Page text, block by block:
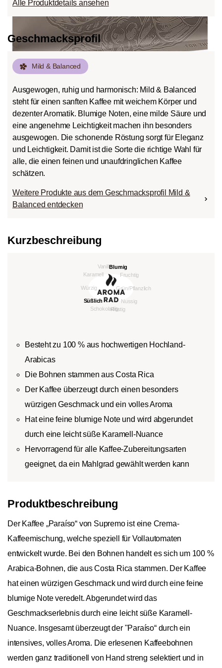
Alle Produktdetails ansehen
Geschmacksprofil
Mild & Balanced
Ausgewogen, ruhig und harmonisch: Mild & Balanced
steht für einen sanften Kaffee mit weichem Körper und
dezenter Aromatik. Blumige Noten, eine milde Säure und
eine angenehme Leichtigkeit machen ihn besonders
ausgewogen. Die schonende Röstung sorgt für Eleganz
und Leichtigkeit. Damit ist die Sorte die richtige Wahl für
alle, die einen feinen und unaufdringlichen Kaffee
schätzen.
Weitere Produkte aus dem Geschmacksprofil Mild &
Balanced entdecken
Kurzbeschreibung
Besteht zu 100 % aus hochwertigen Hochland-
Arabicas
Die Bohnen stammen aus Costa Rica
Der Kaffee überzeugt durch einen besonders
würzigen Geschmack und ein volles Aroma
Hat eine feine blumige Note und wird abgerundet
durch eine leicht süße Karamell-Nuance
Hervorragend für alle Kaffee-Zubereitungsarten
geeignet, da ein Mahlgrad gewählt werden kann
Produktbeschreibung
Der Kaffee „Paraíso“ von Supremo ist eine Crema-
Kaffeemischung, welche speziell für Vollautomaten
entwickelt wurde. Bei den Bohnen handelt es sich um 100 %
Arabica-Bohnen, die aus Costa Rica stammen. Der Kaffee
hat einen würzigen Geschmack und wird durch eine feine
blumige Note veredelt. Abgerundet wird das
Geschmackserlebnis durch eine leicht süße Karamell-
Nuance. Insgesamt überzeugt der "Paraíso“ durch ein
intensives, volles Aroma. Die erlesenen Kaffeebohnen
werden ganz traditionell von Hand streng selektiert und in